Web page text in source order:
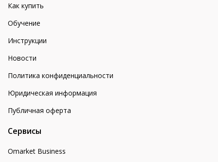
Как купить
Обучение
Инструкции
Новости
Политика конфиденциальности
Юридическая информация
Публичная оферта
Сервисы
Omarket Business